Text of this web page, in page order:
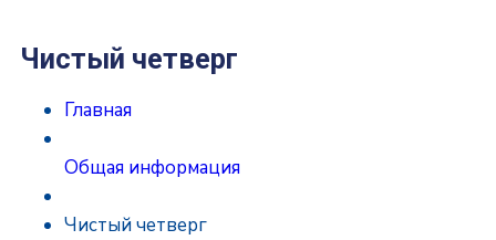
Чистый четверг
Главная
Общая информация
Чистый четверг